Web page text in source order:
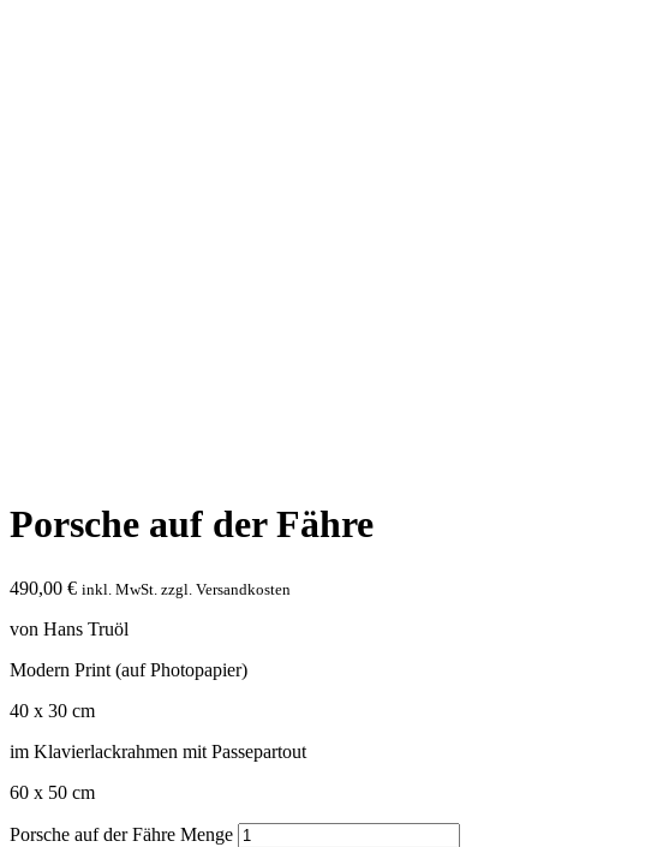
Porsche auf der Fähre
490,00 € inkl. MwSt. zzgl. Versandkosten
von Hans Truöl
Modern Print (auf Photopapier)
40 x 30 cm
im Klavierlackrahmen mit Passepartout
60 x 50 cm
Porsche auf der Fähre Menge